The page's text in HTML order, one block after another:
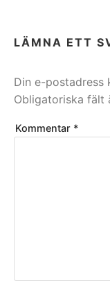
LÄMNA ETT
Din e-postadress
Obligatoriska fält
Kommentar *